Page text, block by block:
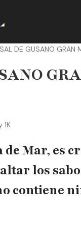
DE GUSANO GRAN
1K
de Mar, es
los
contiene